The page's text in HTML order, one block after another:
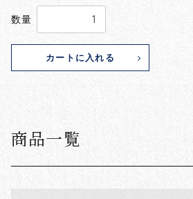
商品一覧
数量
カートに入れる